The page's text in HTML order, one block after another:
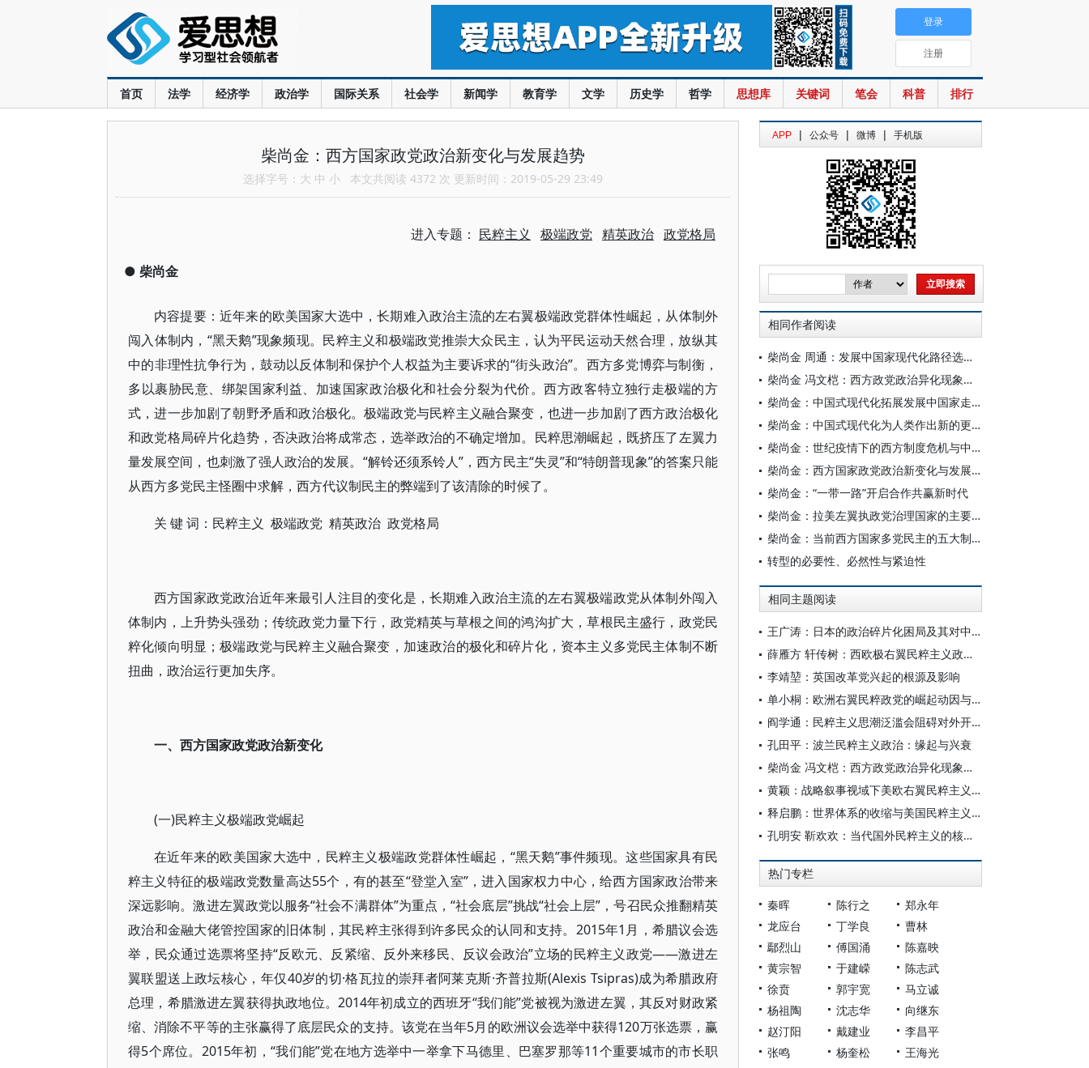
首页 法学 经济学 政治学 国际关系 社会学 新闻学 教育学 文学 历史学 哲学 思想库 关键词 笔会 科普 排行
登录
注册
柴尚金：西方国家政党政治新变化与发展趋势
选择字号： 大 中 小 本文共阅读 4372 次 更新时间：2019-05-29 23:49
进入专题： 民粹主义 极端政党 精英政治 政党格局
● 柴尚金
内容提要：近年来的欧美国家大选中，长期难入政治主流的左右翼极端政党群体性崛起，从体制外
闯入体制内，“黑天鹅”现象频现。民粹主义和极端政党推崇大众民主，认为平民运动天然合理，放纵其
中的非理性抗争行为，鼓动以反体制和保护个人权益为主要诉求的“街头政治”。西方多党博弈与制衡，
多以裹胁民意、绑架国家利益、加速国家政治极化和社会分裂为代价。西方政客特立独行走极端的方
式，进一步加剧了朝野矛盾和政治极化。极端政党与民粹主义融合聚变，也进一步加剧了西方政治极化
和政党格局碎片化趋势，否决政治将成常态，选举政治的不确定增加。民粹思潮崛起，既挤压了左翼力
量发展空间，也刺激了强人政治的发展。“解铃还须系铃人”，西方民主“失灵”和“特朗普现象”的答案只能
从西方多党民主怪圈中求解，西方代议制民主的弊端到了该清除的时候了。
关 键 词：民粹主义 极端政党 精英政治 政党格局
西方国家政党政治近年来最引人注目的变化是，长期难入政治主流的左右翼极端政党从体制外闯入
体制内，上升势头强劲；传统政党力量下行，政党精英与草根之间的鸿沟扩大，草根民主盛行，政党民
粹化倾向明显；极端政党与民粹主义融合聚变，加速政治的极化和碎片化，资本主义多党民主体制不断
扭曲，政治运行更加失序。
一、西方国家政党政治新变化
(一)民粹主义极端政党崛起
在近年来的欧美国家大选中，民粹主义极端政党群体性崛起，“黑天鹅”事件频现。这些国家具有民
粹主义特征的极端政党数量高达55个，有的甚至“登堂入室”，进入国家权力中心，给西方国家政治带来
深远影响。激进左翼政党以服务“社会不满群体”为重点，“社会底层”挑战“社会上层”，号召民众推翻精英
政治和金融大佬管控国家的旧体制，其民粹主张得到许多民众的认同和支持。2015年1月，希腊议会选
举，民众通过选票将坚持“反欧元、反紧缩、反外来移民、反议会政治”立场的民粹主义政党——激进左
翼联盟送上政坛核心，年仅40岁的切·格瓦拉的崇拜者阿莱克斯·齐普拉斯(Alexis Tsipras)成为希腊政府
总理，希腊激进左翼获得执政地位。2014年初成立的西班牙“我们能”党被视为激进左翼，其反对财政紧
缩、消除不平等的主张赢得了底层民众的支持。该党在当年5月的欧洲议会选举中获得120万张选票，赢
得5个席位。2015年初，“我们能”党在地方选举中一举拿下马德里、巴塞罗那等11个重要城市的市长职
APP | 公众号 | 微博 | 手机版
相同作者阅读
柴尚金 周通：发展中国家现代化路径选择及其经验教训——以印度、巴西、南非等国的现代化为例
柴尚金 冯文桤：西方政党政治异化现象的多维探析
柴尚金：中国式现代化拓展发展中国家走向现代化的路径选择
柴尚金：中国式现代化为人类作出新的更大贡献
柴尚金：世纪疫情下的西方制度危机与中国制度优势
柴尚金：西方国家政党政治新变化与发展趋势
柴尚金：“一带一路”开启合作共赢新时代
柴尚金：拉美左翼执政党治理国家的主要做法及启示
柴尚金：当前西方国家多党民主的五大制度困境
转型的必要性、必然性与紧迫性
相同主题阅读
王广涛：日本的政治碎片化困局及其对中日关系的影响
薛雁方 轩传树：西欧极右翼民粹主义政党兴起的原因与影响探析——以英国改革党为例
李靖堃：英国改革党兴起的根源及影响
单小桐：欧洲右翼民粹政党的崛起动因与趋向探析
阎学通：民粹主义思潮泛滥会阻碍对外开放，影响社会发展进步
孔田平：波兰民粹主义政治：缘起与兴衰
柴尚金 冯文桤：西方政党政治异化现象的多维探析
黄颖：战略叙事视域下美欧右翼民粹主义跨国联动及其影响探析
释启鹏：世界体系的收缩与美国民粹主义的兴起
孔明安 靳欢欢：当代国外民粹主义的核心意蕴与成因分析——基于民粹主义的概念界定及其方法论考察
热门专栏
秦晖 陈行之
郑永年
龙应台
丁学良
曹林
鄢烈山
傅国涌
陈嘉映
黄宗智
于建嵘
陈志武
徐贲
郭宇宽
马立诚
杨祖陶
沈志华
向继东
赵汀阳
戴建业
李昌平
张鸣
杨奎松
王海光